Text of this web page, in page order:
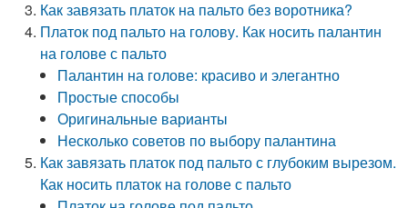
Как завязать платок на пальто без воротника?
Платок под пальто на голову. Как носить палантин
на голове с пальто
Палантин на голове: красиво и элегантно
Простые способы
Оригинальные варианты
Несколько советов по выбору палантина
Как завязать платок под пальто с глубоким вырезом.
Как носить платок на голове с пальто